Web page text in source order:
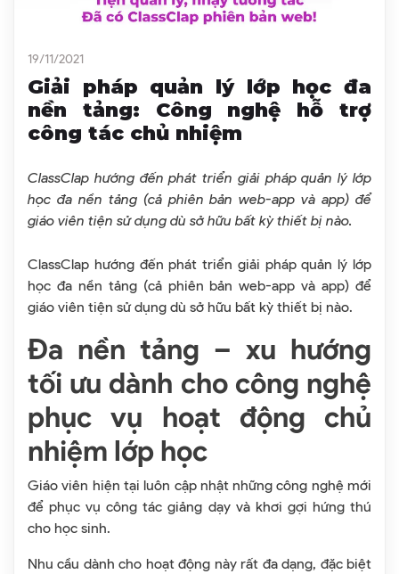
19/11/2021
Giải pháp quản lý lớp học đa
nền tảng: Công nghệ hỗ trợ
công tác chủ nhiệm
ClassClap hướng đến phát triển giải pháp quản lý lớp
học đa nền tảng (cả phiên bản web-app và app) để
giáo viên tiện sử dụng dù sở hữu bất kỳ thiết bị nào.
ClassClap hướng đến phát triển giải pháp quản lý lớp
học đa nền tảng (cả phiên bản web-app và app) để
giáo viên tiện sử dụng dù sở hữu bất kỳ thiết bị nào.
Đa nền tảng – xu hướng
tối ưu dành cho công nghệ
phục vụ hoạt động chủ
nhiệm lớp học
Giáo viên hiện tại luôn cập nhật những công nghệ mới
để phục vụ công tác giảng dạy và khơi gợi hứng thú
cho học sinh.
Nhu cầu dành cho hoạt động này rất đa dạng, đặc biệt